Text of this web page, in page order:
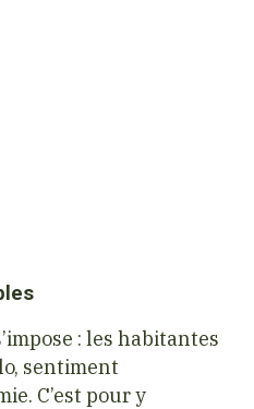
: les habitantes
sentiment
C’est pour y